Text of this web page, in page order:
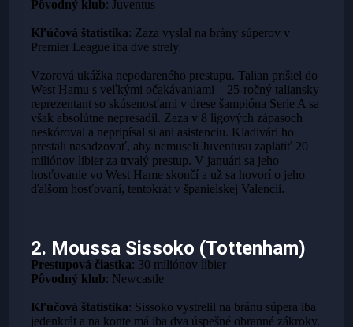
Pôvodný klub: Juventus
Kľúčová štatistika: Zaza vyslal na brány súperov v
Premier League iba dve strely.
Vzorová ukážka nepodareného prestupu. Talian prišiel do
West Hamu s veľkými očakávaniami – 25-ročný taliansky
reprezentant so skúsenosťami v drese šampióna Serie A sa
však absolútne nepresadil. Zaza v 8 ligových zápasoch
neskóroval a nepripísal si ani asistenciu. Kladivári ho
prestali nasadzovať, aby nemuseli Juventusu zaplatiť 20
miliónov libier za trvalý prestup. V januári sa jeho
hosťovanie vo West Hame skončí a už sa hovorí o jeho
ďalšom hosťovaní, tentokrát v španielskej Valencii.
2. Moussa Sissoko (Tottenham)
Prestupová čiastka: 30 miliónov libier
Pôvodný klub: Newcastle
Kľúčová štatistika: Sissoko vystrelil na bránu súpera iba
jedenkrát a na konte má iba dva úspešné obranné zákroky.